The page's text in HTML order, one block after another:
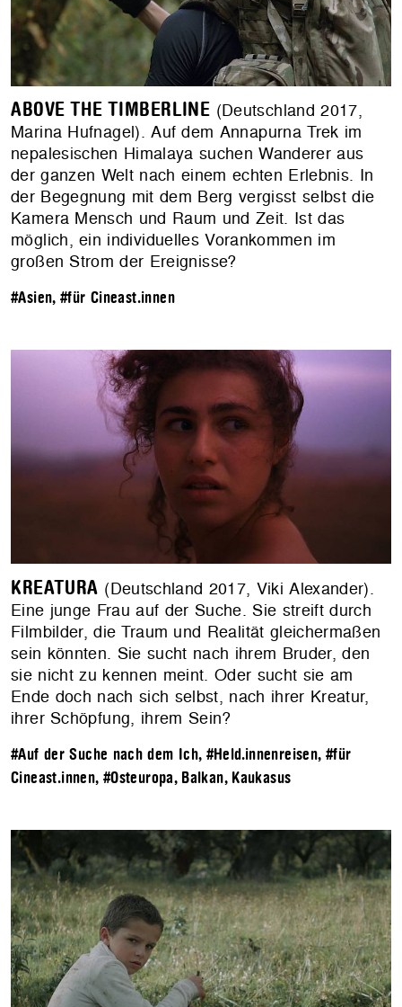
ABOVE THE TIMBERLINE (Deutschland 2017,
Marina Hufnagel). Auf dem Annapurna Trek im
nepalesischen Himalaya suchen Wanderer aus
der ganzen Welt nach einem echten Erlebnis. In
der Begegnung mit dem Berg vergisst selbst die
Kamera Mensch und Raum und Zeit. Ist das
möglich, ein individuelles Vorankommen im
großen Strom der Ereignisse?
#Asien,#für Cineast.innen
KREATURA (Deutschland 2017, Viki Alexander).
Eine junge Frau auf der Suche. Sie streift durch
Filmbilder, die Traum und Realität gleichermaßen
sein könnten. Sie sucht nach ihrem Bruder, den
sie nicht zu kennen meint. Oder sucht sie am
Ende doch nach sich selbst, nach ihrer Kreatur,
ihrer Schöpfung, ihrem Sein?
#Auf der Suche nach dem Ich, #Held.innenreisen, #für
Cineast.innen, #Osteuropa, Balkan, Kaukasus